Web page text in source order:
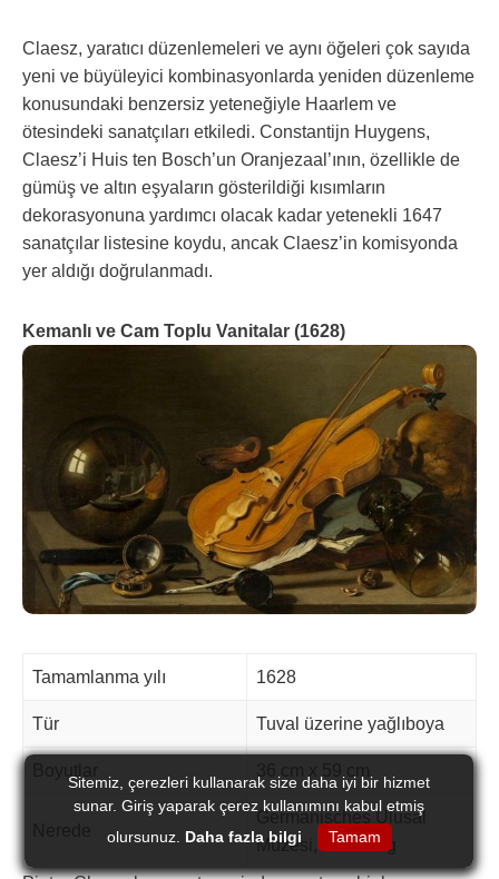
Claesz, yaratıcı düzenlemeleri ve aynı öğeleri çok sayıda
yeni ve büyüleyici kombinasyonlarda yeniden düzenleme
konusundaki benzersiz yeteneğiyle Haarlem ve
ötesindeki sanatçıları etkiledi. Constantijn Huygens,
Claesz’i Huis ten Bosch’un Oranjezaal’ının, özellikle de
gümüş ve altın eşyaların gösterildiği kısımların
dekorasyonuna yardımcı olacak kadar yetenekli 1647
sanatçılar listesine koydu, ancak Claesz’in komisyonda
yer aldığı doğrulanmadı.
Kemanlı ve Cam Toplu Vanitalar (1628)
Tamamlanma yılı 1628
Tür Tuval üzerine yağlıboya
Germanisches Ulusal
Müzesi, Nürnberg
Sitemiz, çerezleri kullanarak size daha iyi bir hizmet
sunar. Giriş yaparak çerez kullanımını kabul etmiş
olursunuz. Daha fazla bilgi Tamam